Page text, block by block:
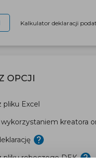
Kalkulator deklaracji
OPCJI
pliku Excel
kreatora
pliku roboczego DEK